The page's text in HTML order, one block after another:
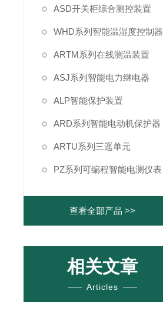
ASD开关柜综合测控装置
WHD系列智能温湿度控制器
ARTM系列在线测温装置
ASJ系列智能电力继电器
ALP智能保护装置
ARD系列智能电动机保护器
ARTU系列三遥单元
PZ系列可编程智能电测仪表
查看全部产品 >>
相关文章
Articles